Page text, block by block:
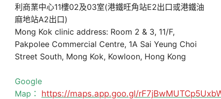
利商業中心11樓02及03室(港鐵旺角站E2出口或港鐵油
麻地站A2出口)
Mong Kok clinic address: Room 2 & 3, 11/F,
Pakpolee Commercial Centre, 1A Sai Yeung Choi
Street South, Mong Kok, Kowloon, Hong Kong
Google
Map： https://maps.app.goo.gl/